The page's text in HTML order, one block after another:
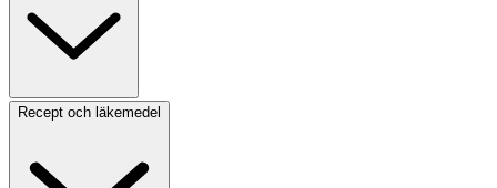
Recept och läkemedel